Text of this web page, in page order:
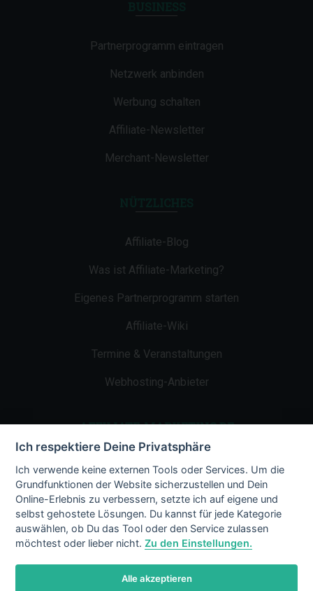
Partnerprogramm eintragen
Netzwerk anbinden
Werbung schalten
Affiliate-Newsletter
Merchant-Newsletter
Affiliate-Blog
Was ist Affiliate-Marketing?
Eigenes Partnerprogramm starten
Affiliate-Wiki
Termine & Veranstaltungen
Webhosting-Anbieter
AFFILIATE-MARKETING.DE
Impressum
Kontakt
Datenschutz
Ich respektiere Deine Privatsphäre
Ich verwende keine externen Tools oder Services. Um die
Grundfunktionen der Website sicherzustellen und Dein
Online-Erlebnis zu verbessern, setzte ich auf eigene und
selbst gehostete Lösungen. Du kannst für jede Kategorie
auswählen, ob Du das Tool oder den Service zulassen
möchtest oder lieber nicht.Zu den Einstellungen.
Alle akzeptieren